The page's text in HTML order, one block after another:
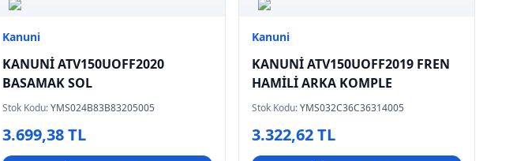
Kanuni
KANUNİ ATV150UOFF2020
BASAMAK SOL
Stok Kodu:YMS024B83B83205005
3.699,38 TL
Kanuni
KANUNİ ATV150UOFF2019 FREN
HAMİLİ ARKA KOMPLE
Stok Kodu:YMS032C36C36314005
3.322,62 TL